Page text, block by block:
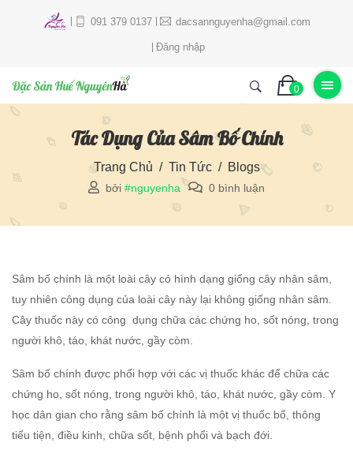
091 379 0137 dacsannguyenha@gmail.com
Đăng nhập
0
Tác Dụng Của Sâm Bố Chính
Trang Chủ Tin Tức Blogs
bởi #nguyenha 0 bình luận
Sâm bố chính là một loài cây có hình dạng giống cây nhân sâm,
tuy nhiên công dụng của loài cây này lại không giống nhân sâm.
Cây thuốc này có công dụng chữa các chứng ho, sốt nóng, trong
người khô, táo, khát nước, gầy còm.
Sâm bố chính được phối hợp với các vị thuốc khác để chữa các
chứng ho, sốt nóng, trong người khô, táo, khát nước, gầy còm. Y
học dân gian cho rằng sâm bố chính là một vị thuốc bổ, thông
tiểu tiện, điều kinh, chữa sốt, bệnh phổi và bạch đới.